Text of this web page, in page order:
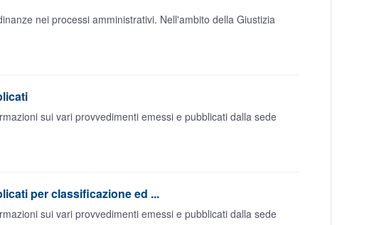
nei processi amministrativi. Nell'ambito della Giustizia
sui vari provvedimenti emessi e pubblicati dalla sede
per classificazione ed ...
sui vari provvedimenti emessi e pubblicati dalla sede